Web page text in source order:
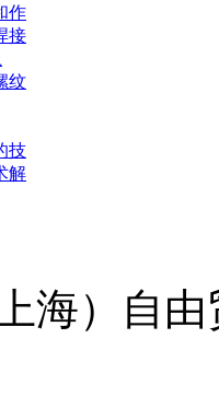
作
接
纹
技
解
海）自